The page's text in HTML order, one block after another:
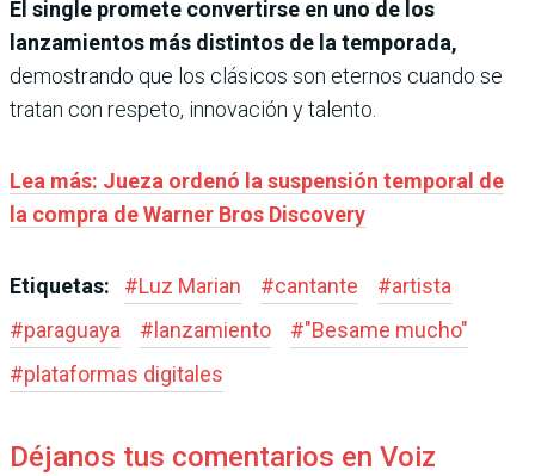
El single promete convertirse en uno de los
lanzamientos más distintos de la temporada,
demostrando que los clásicos son eternos cuando se
tratan con respeto, innovación y talento.
Lea más: Jueza ordenó la suspensión temporal de
la compra de Warner Bros Discovery
Etiquetas: #Luz Marian #cantante #artista
#paraguaya # lanzamiento #"Besame mucho"
#plataformas digitales
Déjanos tus comentarios en Voiz